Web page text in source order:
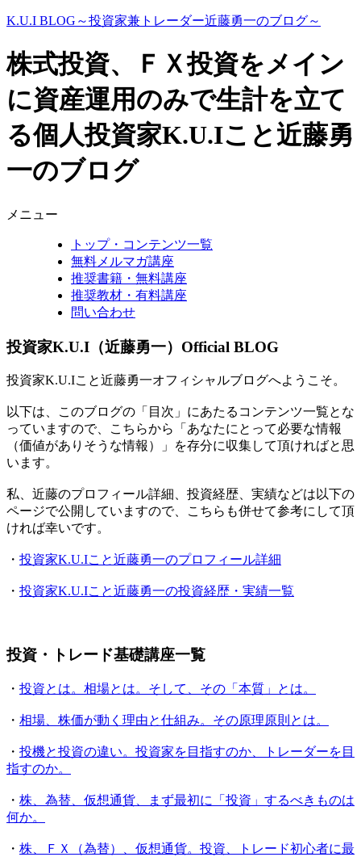
K.U.I BLOG～投資家兼トレーダー近藤勇一のブログ～
株式投資、ＦＸ投資をメイン
に資産運用のみで生計を立て
る個人投資家K.U.Iこと近藤勇
一のブログ
メニュー
トップ・コンテンツ一覧
無料メルマガ講座
推奨書籍・無料講座
推奨教材・有料講座
問い合わせ
投資家K.U.I（近藤勇一）Official BLOG
投資家K.U.Iこと近藤勇一オフィシャルブログへようこそ。
以下は、このブログの「目次」にあたるコンテンツ一覧とな
っていますので、こちらから「あなたにとって必要な情報
（価値がありそうな情報）」を存分に収集して頂ければと思
います。
私、近藤のプロフィール詳細、投資経歴、実績などは以下の
ページで公開していますので、こちらも併せて参考にして頂
ければ幸いです。
・ 投資家K.U.Iこと近藤勇一のプロフィール詳細
・ 投資家K.U.Iこと近藤勇一の投資経歴・実績一覧
投資・トレード基礎講座一覧
・ 投資とは。相場とは。そして、その「本質」とは。
・ 相場、株価が動く理由と仕組み。その原理原則とは。
・ 投機と投資の違い。投資家を目指すのか、トレーダーを目
指すのか。
・ 株、為替、仮想通貨、まず最初に「投資」するべきものは
何か。
・ 株、ＦＸ（為替）、仮想通貨。投資、トレード初心者に最